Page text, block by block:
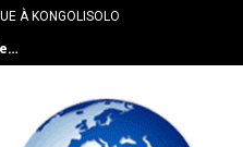
À KONGOLISOLO